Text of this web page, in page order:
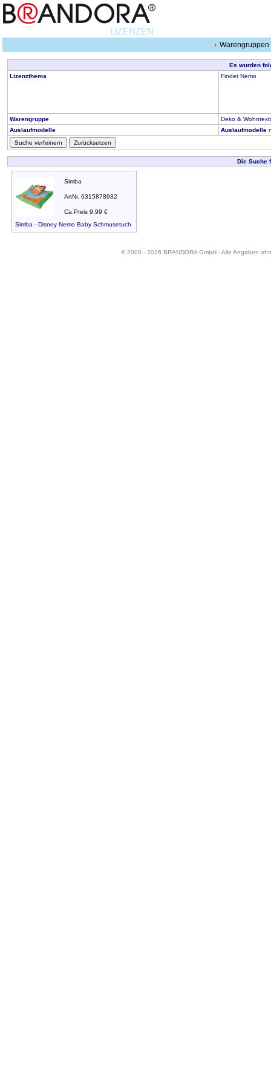
LIZENZEN
Warengruppen
Es wurden
Lizenzthema
Findet Nemo
Warengruppe
Deko &
Auslaufmodelle
Auslaufmodelle
Suche verfeinern
Zurücksetzen
Die Suche
Simba
ArtNr. 6315878932
Ca.Preis 9,99 €
Simba - Disney Nemo Baby Schmusetuch
© 2000 - 2026 BRANDORA GmbH - Alle Angaben